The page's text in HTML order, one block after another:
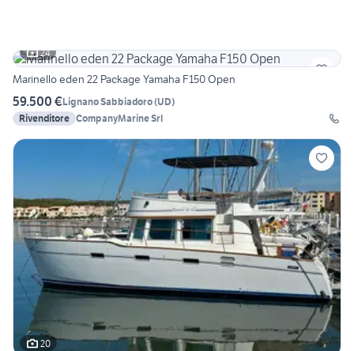
24
Marinello eden 22 Package Yamaha F150 Open
59.500 €Lignano Sabbiadoro(UD)
Rivenditore CompanyMarine Srl
20